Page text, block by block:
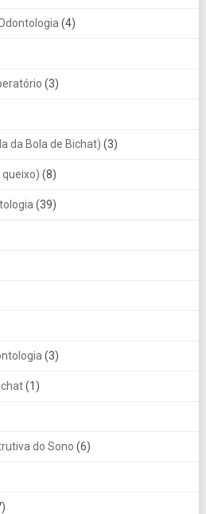
(4)
(3)
da Bola de Bichat) (3)
(8)
(39)
(3)
(1)
do Sono (6)